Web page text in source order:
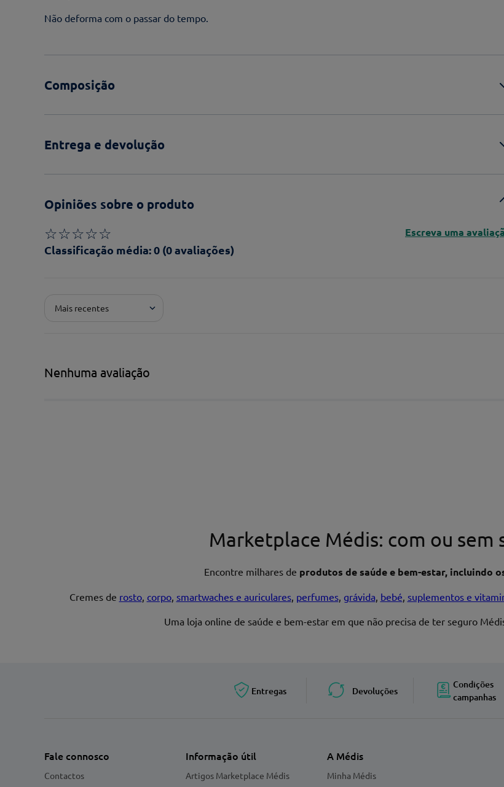
Não deforma com o passar do tempo.
Composição
Entrega e devolução
Opiniões sobre o produto
☆☆☆☆☆
Classificação média: 0 (0 avaliações)
Escreva uma
Pontuação*
Mais recentes
Nenhuma avaliação
Marketplace Médis: com ou sem
Encontre milhares de produtos de saúde e bem-estar, incluindo
Cremes de rosto, corpo, smartwaches e auriculares, perfumes, grávida, bebé, suplementos e
Uma loja online de saúde e bem-estar em que não precisa de ter seguro
Entregas Devoluções
Condições
campanhas
Fale connosco
Contactos
Informação útil
Artigos Marketplace Médis
A Médis
Minha Médis